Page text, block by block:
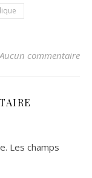
Aucun commentaire
Les champs